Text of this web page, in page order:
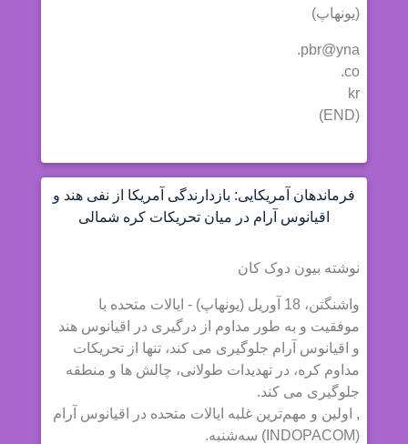
(یونهاپ)
pbr@yna.
co.
kr
(END)
فرماندهان آمریکایی: بازدارندگی آمریکا از نفی هند و
اقیانوس آرام در میان تحریکات کره شمالی
نوشته بیون دوک کان
واشنگتن، 18 آوریل (یونهاپ) - ایالات متحده با
موفقیت و به طور مداوم از درگیری در اقیانوس هند
و اقیانوس آرام جلوگیری می کند، تنها از تحریکات
مداوم کره، در تهدیدات طولانی، چالش ها و منطقه
جلوگیری می کند.
, اولین و مهم‌ترین غلبه ایالات متحده در اقیانوس آرام
(INDOPACOM) سه‌شنبه.